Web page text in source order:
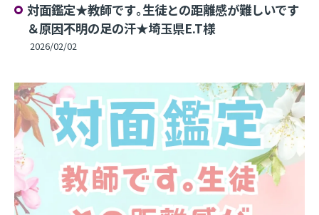
対面鑑定★教師です｡生徒との距離感が難しいです
＆原因不明の足の汗★埼玉県E.T様
2026/02/02